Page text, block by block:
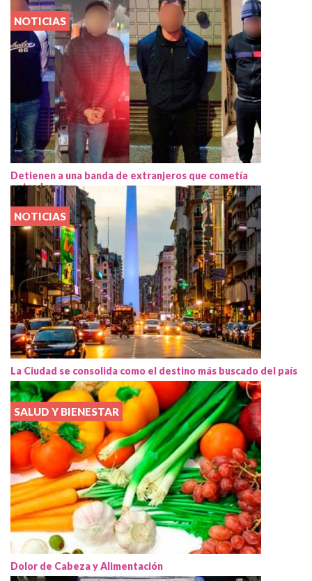
NOTICIAS
Detienen a una banda de extranjeros que cometía
entraderas
NOTICIAS
La Ciudad se consolida como el destino más buscado del país
SALUD Y BIENESTAR
Dolor de Cabeza y Alimentación